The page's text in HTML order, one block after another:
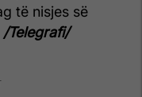
të nisjes së
/Telegrafi/